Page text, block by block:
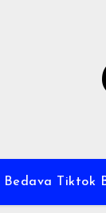
Bedava Tiktok